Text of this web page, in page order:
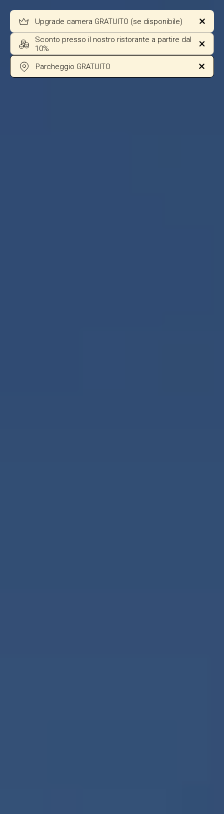
Upgrade camera GRATUITO (se disponibile)
Sconto presso il nostro ristorante a partire dal
10%
Parcheggio GRATUITO